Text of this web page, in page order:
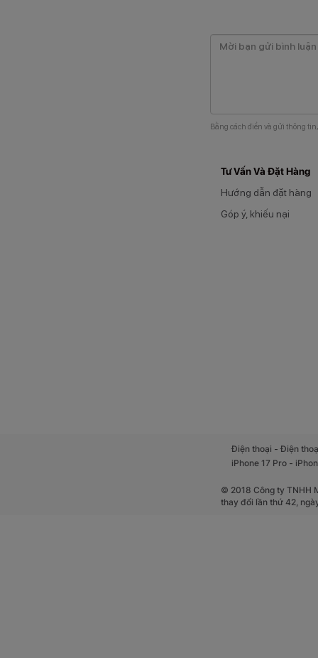
Bằng cách điền và gửi thông
Tư Vấn Và Đặt Hàng
Hướng dẫn đặt hàng
Góp ý, khiếu nại
Điện thoại -Điện
iPhone 17 Pro -
© 2018 Công ty TNHH
thay đổi lần thứ 42,